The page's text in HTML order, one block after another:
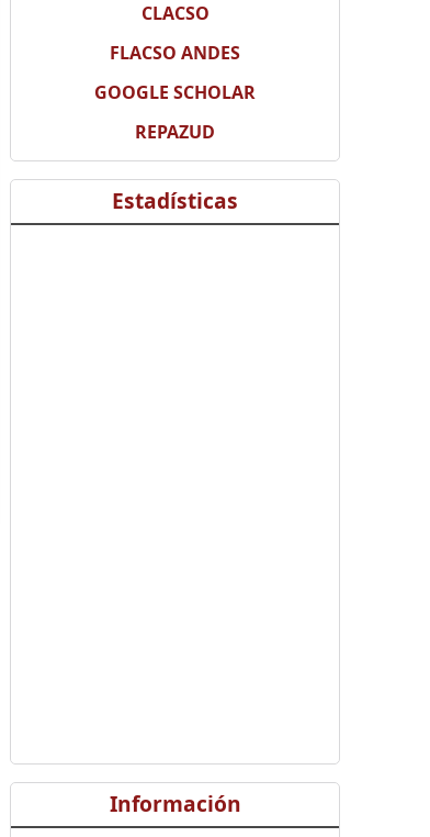
CLACSO
FLACSO ANDES
GOOGLE SCHOLAR
REPAZUD
Estadísticas
Información